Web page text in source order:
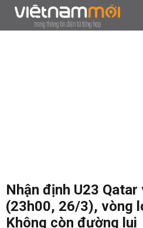
Nhận định U23 Qatar
(23h00, 26/3), vòng
Không còn đường lui